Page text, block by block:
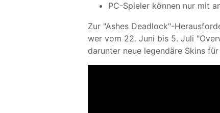
PC-Spieler können nur mit
Zur "Ashes Deadlock"-
wer vom 22. Juni bis 5. Juli
darunter neue legendäre Skins für